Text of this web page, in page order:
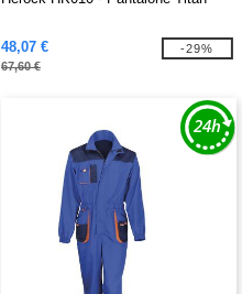
48,07 €
67,60 €
-29%